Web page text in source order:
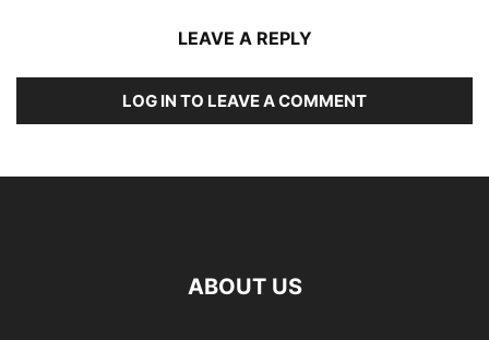
LEAVE A REPLY
LOG IN TO LEAVE A COMMENT
ABOUT US